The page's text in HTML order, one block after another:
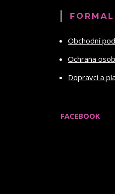
Obchodní
Ochrana
Dopravci a
FACEBOOK